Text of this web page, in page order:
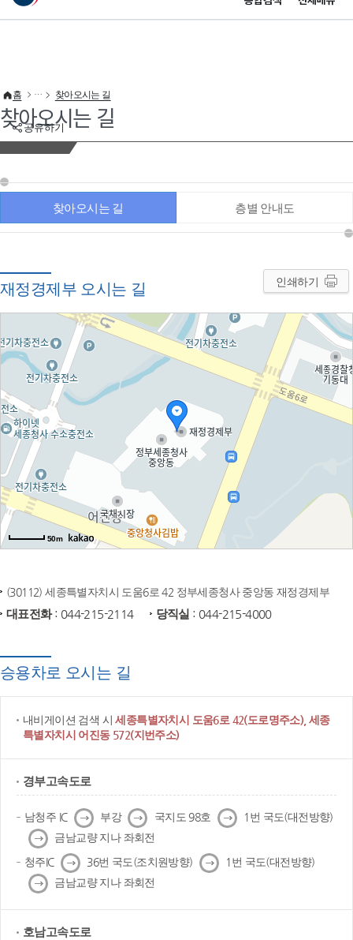
이 누리집은 대한민국 공식 전자정부 누리집입니다.
공유하기
홈 찾아오시는 길
찾아오시는 길
찾아오시는 길 층별 안내도
재정경제부 오시는 길 인쇄하기
50m
(30112) 세종특별자치시 도움6로 42 정부세종청사 중앙동 재정경제부
대표전화: 044-215-2114 당직실 : 044-215-4000
승용차로 오시는 길
내비게이션 검색 시세종특별자치시 도움6로 42(도로명주소), 세종
특별자치시 어진동 572(지번주소)
경부고속도로
남청주 IC 다
음
부강 다
음
국지도 98호 다
음
1번 국도(대전방향)
다
음
금남교량 지나 좌회전
청주IC 다
음
36번 국도(조치원방향) 다
음
1번 국도(대전방향)
다
음
금남교량 지나 좌회전
호남고속도로